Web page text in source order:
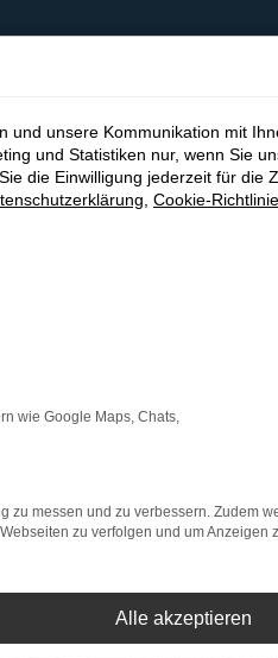
Seite in einem anderen
nicht mehr unterstützt
zu beheben. Du kannst uns
und unsere Kommunikation mit
und Statistiken nur, wenn Sie
die Einwilligung jederzeit für die
Cookie-Richtlinie
wie Google Maps, Chats,
zu messen und zu verbessern. Zudem
zu verfolgen und um Anzeigen
Alle akzeptieren